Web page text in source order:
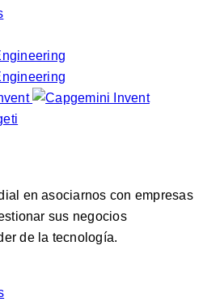
en asociarnos con empresas
sus negocios
de la tecnología.